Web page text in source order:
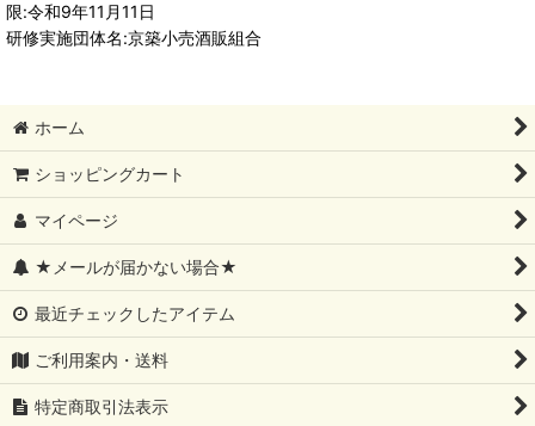
限:令和9年11月11日
研修実施団体名:京築小売酒販組合
ホーム
ショッピングカート
マイページ
★メールが届かない場合★
最近チェックしたアイテム
ご利用案内・送料
特定商取引法表示